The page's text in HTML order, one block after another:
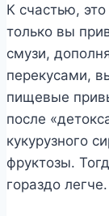
К счастью,
только вы
смузи,
перекусами,
пищевые
после
кукурузного
фруктозы.
гораздо легче.